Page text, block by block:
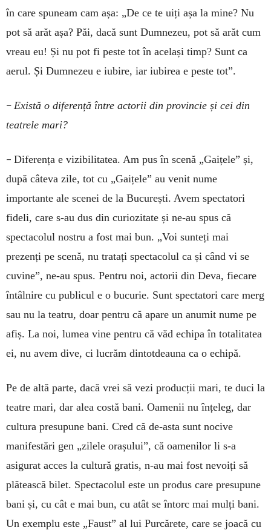
în care spuneam cam așa: „De ce te uiți așa la mine? Nu
pot să arăt așa? Păi, dacă sunt Dumnezeu, pot să arăt cum
vreau eu! Și nu pot fi peste tot în același timp? Sunt ca
aerul. Și Dumnezeu e iubire, iar iubirea e peste tot”.
– Există o diferență între actorii din provincie și cei din
teatrele mari?
– Diferența e vizibilitatea. Am pus în scenă „Gaițele” și,
după câteva zile, tot cu „Gaițele” au venit nume
importante ale scenei de la București. Avem spectatori
fideli, care s-au dus din curiozitate și ne-au spus că
spectacolul nostru a fost mai bun. „Voi sunteți mai
prezenți pe scenă, nu tratați spectacolul ca și când vi se
cuvine”, ne-au spus. Pentru noi, actorii din Deva, fiecare
întâlnire cu publicul e o bucurie. Sunt spectatori care merg
sau nu la teatru, doar pentru că apare un anumit nume pe
afiș. La noi, lumea vine pentru că văd echipa în totalitatea
ei, nu avem dive, ci lucrăm dintotdeauna ca o echipă.
Pe de altă parte, dacă vrei să vezi producții mari, te duci la
teatre mari, dar alea costă bani. Oamenii nu înțeleg, dar
cultura presupune bani. Cred că de-asta sunt nocive
manifestări gen „zilele orașului”, că oamenilor li s-a
asigurat acces la cultură gratis, n-au mai fost nevoiți să
plătească bilet. Spectacolul este un produs care presupune
bani și, cu cât e mai bun, cu atât se întorc mai mulți bani.
Un exemplu este „Faust” al lui Purcărete, care se joacă cu